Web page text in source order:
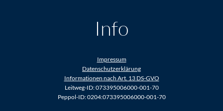
Info
Impressum
Datenschutzerklärung
Informationen nach Art. 13 DS-GVO
Leitweg-ID: 073395006000-001-70
Peppol-ID: 0204:073395006000-001-70